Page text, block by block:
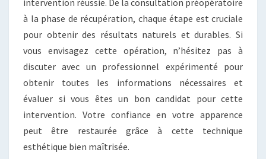
intervention réussie. De la consultation préopératoire
à la phase de récupération, chaque étape est cruciale
pour obtenir des résultats naturels et durables. Si
vous envisagez cette opération, n’hésitez pas à
discuter avec un professionnel expérimenté pour
obtenir toutes les informations nécessaires et
évaluer si vous êtes un bon candidat pour cette
intervention. Votre confiance en votre apparence
peut être restaurée grâce à cette technique
esthétique bien maîtrisée.